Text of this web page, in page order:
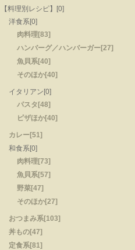
【料理別レシピ】[0]
洋食系[0]
肉料理[83]
ハンバーグ／ハンバーガー[27]
魚貝系[40]
そのほか[40]
イタリアン[0]
パスタ[48]
ピザほか[40]
カレー[51]
和食系[0]
肉料理[73]
魚貝系[57]
野菜[47]
そのほか[27]
おつまみ系[103]
丼もの[47]
定食系[81]